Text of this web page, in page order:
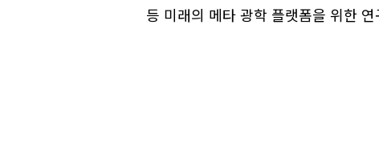
등 미래의 메타 광학 플랫폼을 위한